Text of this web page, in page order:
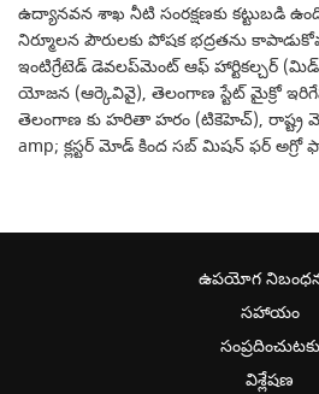
ఉద్యానవన శాఖ నీటి సంరక్షణకు కట్టుబడి
నిర్మూలన పౌరులకు పోషక భద్రతను
ఇంటిగ్రేటెడ్ డెవలప్‌మెంట్ ఆఫ్ హార్టికల్చర్
యోజన (ఆర్కెవివై), తెలంగాణ స్టేట్ మైక్రో
తెలంగాణ కు హరితా హరం (టికెహెచ్), రాష్ట్ర
amp; క్లస్టర్ మోడ్ కింద సబ్ మిషన్ ఫర్ అగ్రో
ఉపయోగ
సహాయం
సంప్రదించుటకు
విశ్లేషణ